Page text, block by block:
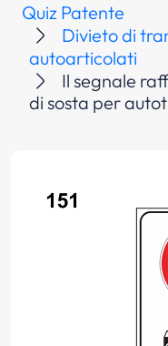
Quiz Patente
Divieto di
autoarticolati
Il segnale
di sosta per